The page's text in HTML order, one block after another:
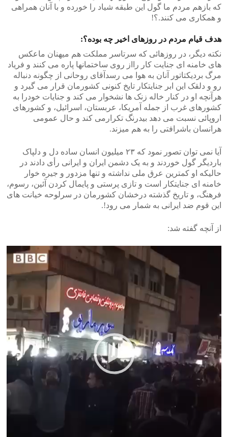
که بازهم مردم ما گول این طبقه شیاد را خورده و با آنان همراهی
و همکاری می کنند.؟!
هدف قیام مردم در روزهای اخیر چه بوده؟:
نکته دیگر، در روزهائی که سرتاسر مملکت هم میهنان ماعکس
های خامنه ای جنایت کار رااز روی ساختمانها پاره می کنند و فریاد
مرگ بردیکتاتور آنان به هوا می رسدآقای روحانی از چگونه دنباله
رو و دلقک این ابر جنایتکار تایخ کنونی کشورمان قرار می گیرد و
هرآنچه او در کنار خاله زنک ها نشخوار می کند و جنایات خودرا به
کشورهای غرب از جمله آمریکا، عربستان، اسرائیل، و کشورهای
اروپائی نسبت می دهد بیدرنگ تکرارمی کند و حال عمومی
هرانسان باشرافتی را به هم میزند.
آیا نمی توان تصور نمود که ۲۳ میلیون انسان ساده دل و دلپاک
باردیگر گول خوردند و به یک دشمن ایران و ایرانی رأی دادند در
حالیکه او کمترین عرق ملی نداشته و تنها مزدور و جیره خوار
خامنه ای جنایتکار است و تازی پرستی و پایمال کردن آئین، رسوم،
فرهنگ، و تاریخ گذشته درخشان کشورمان در سرلوحه خیانت های
این قوم ضد ایرانی به شمار می رود!.
از آنچه گفته شد: